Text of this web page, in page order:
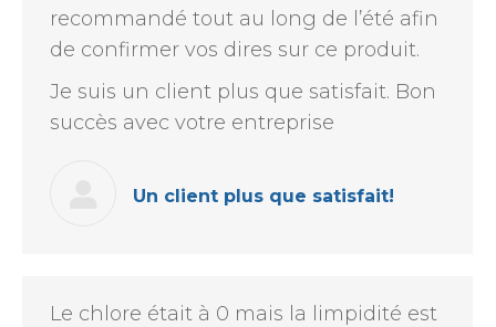
recommandé tout au long de l’été afin
de confirmer vos dires sur ce produit.
Je suis un client plus que satisfait. Bon
succès avec votre entreprise
Un client plus que satisfait!
Le chlore était à 0 mais la limpidité est